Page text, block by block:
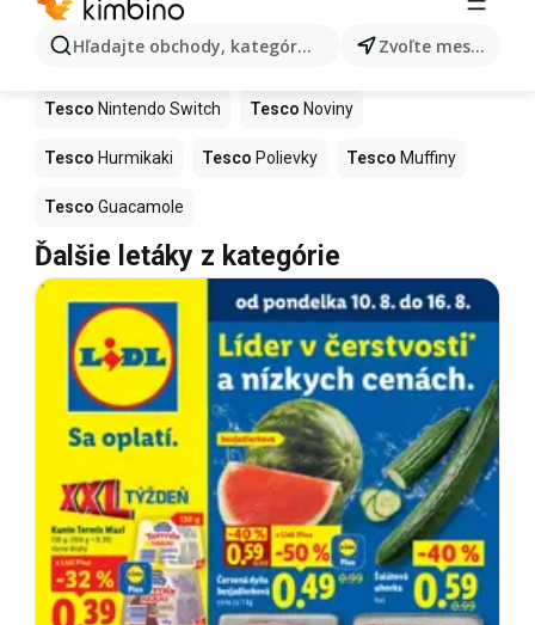
Hľadajte obchody, kategórie, produkty... Zvoľte mesto
Ďalšie produkty v obchodoch Tesco
Tesco Kapor Tesco Ashwagandha
Tesco Nintendo Switch Tesco Noviny
Tesco Hurmikaki Tesco Polievky Tesco Muffiny
Tesco Guacamole
Ďalšie letáky z kategórie